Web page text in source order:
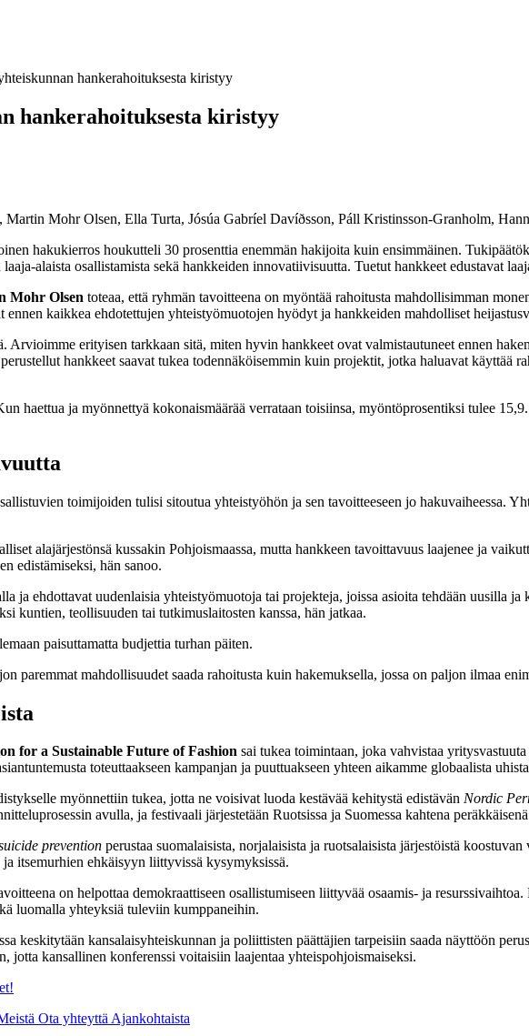
hankerahoituksesta kiristyy
hankerahoituksesta kiristyy
Mohr Olsen, Ella Turta, Jósúa Gabríel Davíðsson, Páll Kristinsson-Granholm,
hakukierros houkutteli 30 prosenttia enemmän hakijoita kuin ensimmäinen.
alaista osallistamista sekä hankkeiden innovatiivisuutta. Tuetut hankkeet edustavat
Mohr Olsen toteaa, että ryhmän tavoitteena on myöntää rahoitusta mahdollisimman
ennen kaikkea ehdotettujen yhteistyömuotojen hyödyt ja hankkeiden mahdolliset
erityisen tarkkaan sitä, miten hyvin hankkeet ovat valmistautuneet ennen
hankkeet saavat tukea todennäköisemmin kuin projektit, jotka haluavat käyttää
haettua ja myönnettyä kokonaismäärää verrataan toisiinsa, myöntöprosentiksi tulee
toimijoiden tulisi sitoutua yhteistyöhön ja sen tavoitteeseen jo hakuvaiheessa.
alajärjestönsä kussakin Pohjoismaassa, mutta hankkeen tavoittavuus laajenee ja
edistämiseksi, hän sanoo.
ja ehdottavat uudenlaisia yhteistyömuotoja tai projekteja, joissa asioita tehdään uusilla
kuntien, teollisuuden tai tutkimuslaitosten kanssa, hän jatkaa.
paisuttamatta budjettia turhan päiten.
paremmat mahdollisuudet saada rahoitusta kuin hakemuksella, jossa on paljon ilmaa
for a Sustainable Future of Fashion sai tukea toimintaan, joka vahvistaa
toteuttaakseen kampanjan ja puuttuakseen yhteen aikamme globaalista
myönnettiin tukea, jotta ne voisivat luoda kestävää kehitystä edistävän Nordic
avulla, ja festivaali järjestetään Ruotsissa ja Suomessa kahtena
prevention perustaa suomalaisista, norjalaisista ja ruotsalaisista järjestöistä
itsemurhien ehkäisyyn liittyvissä kysymyksissä.
on helpottaa demokraattiseen osallistumiseen liittyvää osaamis- ja
luomalla yhteyksiä tuleviin kumppaneihin.
keskitytään kansalaisyhteiskunnan ja poliittisten päättäjien tarpeisiin saada näyttöön
jotta kansallinen konferenssi voitaisiin laajentaa yhteispohjoismaiseksi.
Ota yhteyttäAjankohtaista